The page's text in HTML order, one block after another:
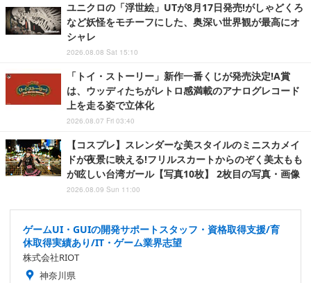
ユニクロの「浮世絵」UTが8月17日発売!がしゃどくろ
など妖怪をモチーフにした、奥深い世界観が最高にオ
シャレ
2026.08.08 Sat 15:10
「トイ・ストーリー」新作一番くじが発売決定!A賞
は、ウッディたちがレトロ感満載のアナログレコード
上を走る姿で立体化
2026.08.07 Fri 03:40
【コスプレ】スレンダーな美スタイルのミニスカメイ
ドが夜景に映える!フリルスカートからのぞく美太もも
が眩しい台湾ガール【写真10枚】 2枚目の写真・画像
2026.08.09 Sun 11:00
ゲームUI・GUIの開発サポートスタッフ・資格取得支援/育
休取得実績あり/IT・ゲーム業界志望
株式会社RIOT
神奈川県